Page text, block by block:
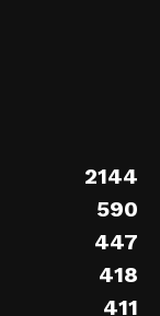
2144
590
447
418
411